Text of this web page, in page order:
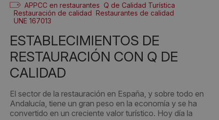
APPCC en restaurantes Q de Calidad Turística
Restauración de calidad Restaurantes de calidad
UNE 167013
ESTABLECIMIENTOS DE
RESTAURACIÓN CON Q DE
CALIDAD
El sector de la restauración en España, y sobre todo en
Andalucía, tiene un gran peso en la economía y se ha
convertido en un creciente valor turístico. Hoy día la